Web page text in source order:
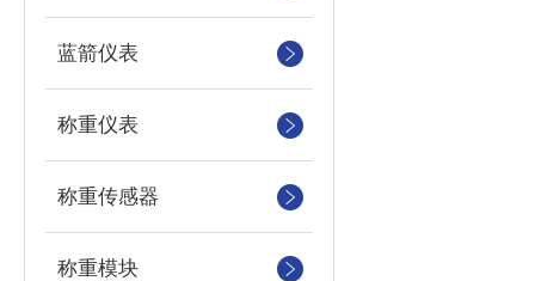
蓝箭仪表
称重仪表
称重传感器
称重模块